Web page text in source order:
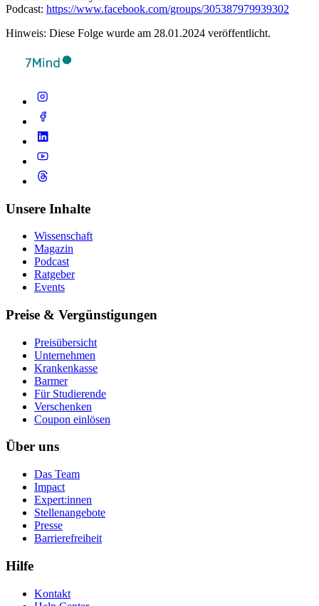
Podcast: https://www.facebook.com/groups/305387979939302
Hinweis: Diese Folge wurde am 28.01.2024 veröffentlicht.
Unsere Inhalte
Wissenschaft
Magazin
Podcast
Ratgeber
Events
Preise & Vergünstigungen
Preisübersicht
Unternehmen
Krankenkasse
Barmer
Für Studierende
Ver­schen­ken
Coupon einlösen
Über uns
Das Team
Impact
Expert:innen
Stellenangebote
Presse
Barrierefreiheit
Hilfe
Kontakt